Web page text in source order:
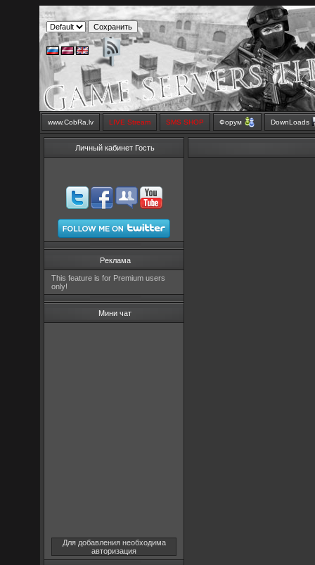
www.CobRa.lv LIVE Stream SMS SHOP Форум DownLoads
Личный кабинет Гость
Реклама
This feature is for Premium users
only!
Мини чат
Для добавления необходима
авторизация